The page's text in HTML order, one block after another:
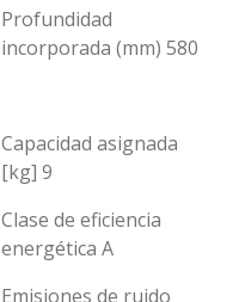
Profundidad
incorporada (mm) 580
Capacidad asignada
[kg] 9
Clase de eficiencia
energética A
Emisiones de ruido